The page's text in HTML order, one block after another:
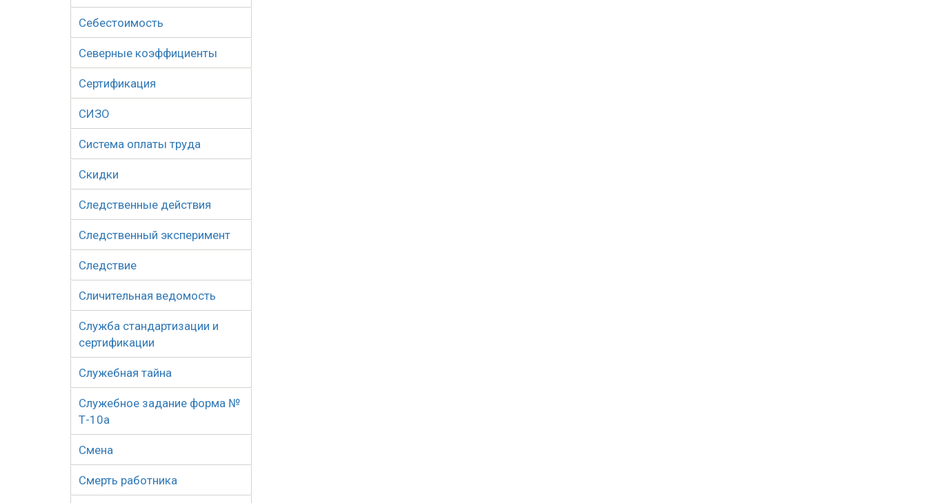
Себестоимость
Северные коэффициенты
Сертификация
СИЗО
Система оплаты труда
Скидки
Следственные действия
Следственный эксперимент
Следствие
Сличительная ведомость
Служба стандартизации и
сертификации
Служебная тайна
Служебное задание форма №
Т-10а
Смена
Смерть работника